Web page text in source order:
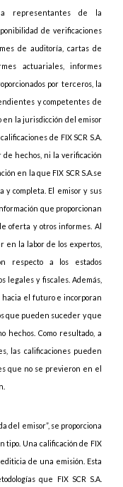
a representantes de la
de verificaciones
de auditoría, cartas de
actuariales, informes
por terceros, la
y competentes de
en la jurisdicción del emisor
de FIX SCR S.A.
hechos, ni la verificación
en la que FIX SCR S.A.se
y completa. El emisor y sus
que proporcionan
oferta y otros informes. Al
en la labor de los expertos,
respecto a los estados
legales y fiscales. Además,
el futuro e incorporan
que pueden suceder y que
hechos. Como resultado, a
las calificaciones pueden
que no se previeron en el
del emisor”, se proporciona
Una calificación de FIX
de una emisión. Esta
que FIX SCR S.A.